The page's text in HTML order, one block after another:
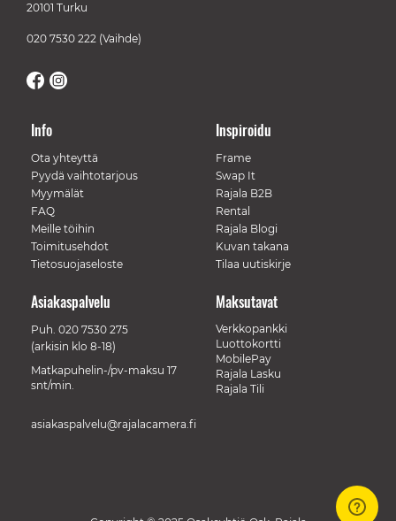
20101 Turku
020 7530 222 (Vaihde)
Info
Ota yhteyttä
Pyydä vaihtotarjous
Myymälät
FAQ
Meille töihin
Toimitusehdot
Tietosuojaseloste
Inspiroidu
Frame
Swap It
Rajala B2B
Rental
Rajala Blogi
Kuvan takana
Tilaa uutiskirje
Maksutavat
Verkkopankki
Luottokortti
MobilePay
Rajala Lasku
Rajala Tili
Asiakaspalvelu
Puh. 020 7530 275
(arkisin klo 8-18)
Matkapuhelin-/pv-maksu 17
snt/min.
asiakaspalvelu@rajalacamera.fi